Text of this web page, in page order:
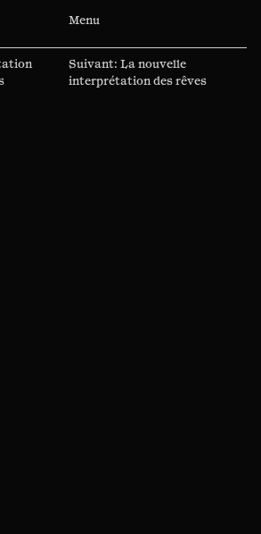
Menu
Suivant: La nouvelle
interprétation des rêves